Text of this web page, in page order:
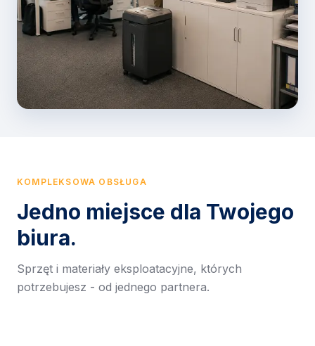
KOMPLEKSOWA OBSŁUGA
Jedno miejsce dla Twojego
biura.
Sprzęt i materiały eksploatacyjne, których
potrzebujesz - od jednego partnera.